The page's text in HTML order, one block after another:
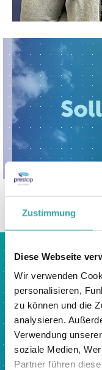
Zustimmung
Diese Webseite
Wir verwenden
personalisieren,
zu können und die
analysieren.
Verwendung
soziale Medien,
Partner führen
unser
Prestop verfügt
Erlebniszentrum
eingeladen,